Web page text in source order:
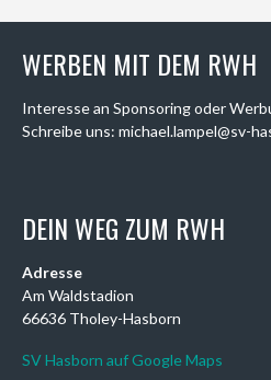
WERBEN MIT DEM RWH
Interesse an Sponsoring oder
Schreibe uns: michael.lampel@sv-
DEIN WEG ZUM RWH
Adresse
Am Waldstadion
66636 Tholey-Hasborn
SV Hasborn auf Google Maps